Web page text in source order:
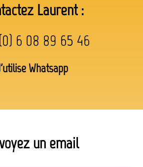
Laurent :
6 08 89 65 46
Whatsapp
un email